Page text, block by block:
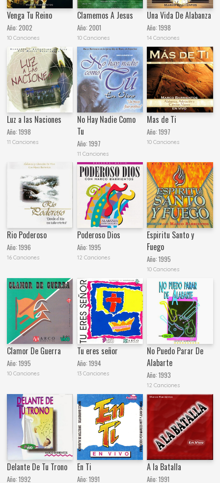
Venga Tu Reino
Año:2002
10 Canciones
Clamemos A Jesus
Año: 2001
10 Canciones
Una Vida De Alabanza
Año:1998
14 Canciones
Luz a las Naciones
Año:1998
11 Canciones
No Hay Nadie Como
Tu
Año: 1997
11 Canciones
Mas de Ti
Año:1997
10 Canciones
Rio Poderoso
Año:1996
16 Canciones
Poderoso Dios
Año: 1995
12 Canciones
Espiritu Santo y
Fuego
Año:1995
10 Canciones
Clamor De Guerra
Año:1995
10 Canciones
Tu eres señor
Año: 1994
13 Canciones
No Puedo Parar De
Alabarte
Año:1993
12 Canciones
Delante De Tu Trono
Año:1992
En Ti
Año: 1991
A la Batalla
Año:1991